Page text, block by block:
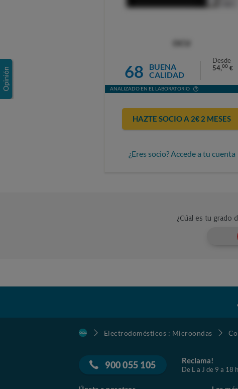
68
BUENA
CALIDAD
Desde
54,00 €
ANALIZADO EN EL LABORATORIO
HAZTE SOCIO A 2€ 2 MESES
¿Eres socio? Accede a tu cuenta
Electrodomésticos : Microondas
900 055 105 Reclama!
De L a J de 9 a 18